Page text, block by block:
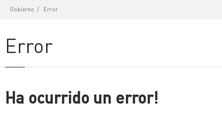
Gobierno Error
Error
Ha ocurrido un error!